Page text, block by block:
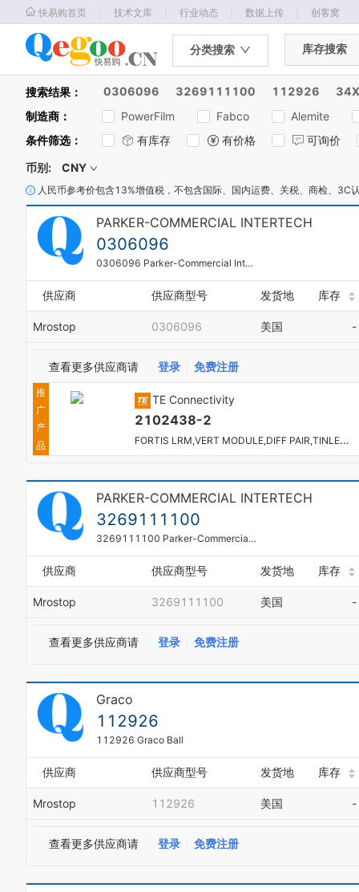
快易购首页 技术文库 行业动态 数据上传 创客窝
分类搜索 库存搜索
搜索结果： 0306096 3269111100 112926
制造商 ： PowerFilm Fabco
Alemite
条件筛选： 有库存 有价格
可询价
币别:
CNY
人民币参考价包含13%增值税，不包含国际、国内运费、关税、商检、3C
PARKER-COMMERCIAL INTERTECH
0306096
0306096 Parker-Commercial InterTech Gear Pump
供应商 供应商型号 发货地 库存
Mrostop 0306096 美国 -
查看更多供应商请 登录 免费注册
推
广
产
品
TE Connectivity
2102438-2
FORTIS LRM,VERT MODULE,DIFF PAIR,TINLEAD
PARKER-COMMERCIAL INTERTECH
3269111100
3269111100 Parker-Commercial Intertech Gear Pump
供应商 供应商型号 发货地 库存
Mrostop 3269111100 美国 -
查看更多供应商请 登录 免费注册
Graco
112926
112926 Graco Ball
供应商 供应商型号 发货地 库存
Mrostop 112926 美国 -
查看更多供应商请 登录 免费注册